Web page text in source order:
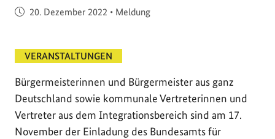
Veröffentlicht am
20. Dezember 2022 • Meldung
VERANSTALTUNGEN
Bürgermeisterinnen und Bürgermeister aus ganz
Deutschland sowie kommunale Vertreterinnen und
Vertreter aus dem Integrationsbereich sind am 17.
November der Einladung des Bundesamts für